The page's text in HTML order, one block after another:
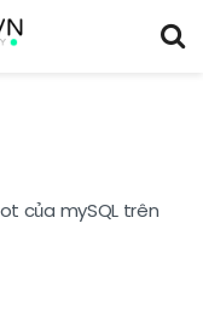
của mySQL trên